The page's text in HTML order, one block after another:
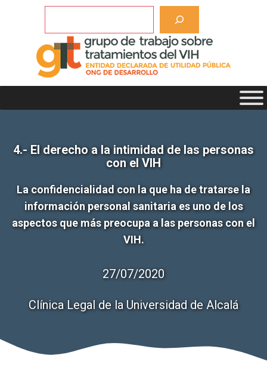
4.- El derecho a la intimidad de las personas
con el VIH
La confidencialidad con la que ha de tratarse la
información personal sanitaria es uno de los
aspectos que más preocupa a las personas con el
VIH.
27/07/2020
Clínica Legal de la Universidad de Alcalá